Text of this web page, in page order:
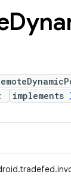
implements